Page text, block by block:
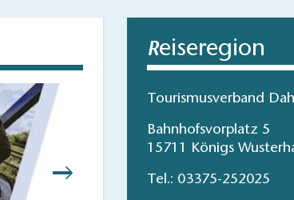
Reiseregion
Tourismusverband
Bahnhofsvorplatz 5
15711 Königs
Tel.: 03375-252025